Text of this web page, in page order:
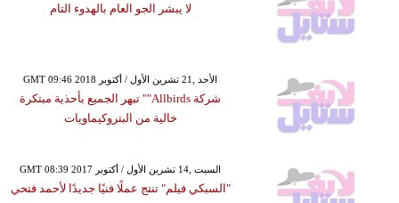
لا يبشر الجو العام بالهدوء التام
GMT 09:46 2018 الأحد ,21 تشرين الأول / أكتوبر
شركة Allbirds"" تبهر الجميع بأحذية مبتكرة
خالية من البتروكيماويات
GMT 08:39 2017 السبت ,14 تشرين الأول / أكتوبر
"السبكي فيلم" تنتج عملًا فنيًا جديدًا لأحمد فتحي